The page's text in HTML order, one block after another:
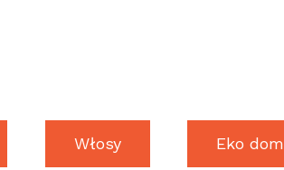
Włosy Eko dom